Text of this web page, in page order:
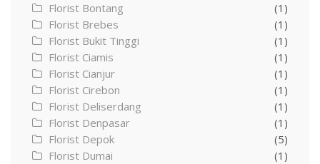
Florist Bontang
(1)
Florist Brebes
(1)
Florist Bukit Tinggi
(1)
Florist Ciamis
(1)
Florist Cianjur
(1)
Florist Cirebon
(1)
Florist Deliserdang
(1)
Florist Denpasar
(1)
Florist Depok
(5)
Florist Dumai
(1)